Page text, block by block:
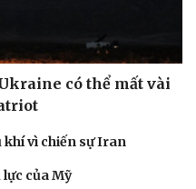
Giải trí
Thời trang
có thể mất vài
vì chiến sự Iran
lực của Mỹ